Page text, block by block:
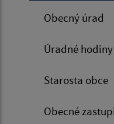
Obecný úrad
Úradné hodiny
Starosta obce
Obecné